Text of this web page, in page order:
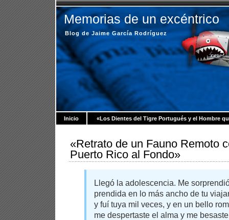
Memorias de un excéntrico
Blog de Jaime García Rodríguez
Inicio «Los Dientes del Tigre Portugués y el Hombre
«Retrato de un Fauno Remoto
Puerto Rico al Fondo»
Llegó la adolescencia. Me
prendida en lo más ancho de tu
y fuí tuya mil veces, y en
me despertaste el alma y me